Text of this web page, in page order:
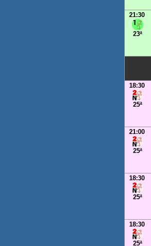
21:30
23ª
18:30
25ª
21:00
25ª
18:30
25ª
18:30
25ª